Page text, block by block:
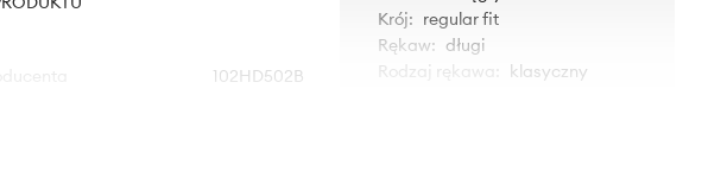
102HD502B
Krój: regular fit
Rękaw: długi
Rodzaj rękawa
klasyczny